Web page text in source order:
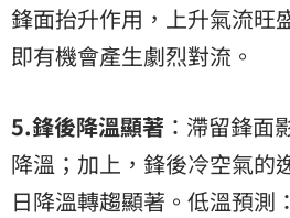
鋒面抬升作用，上升氣流旺
即有機會產生劇烈對流。
5.鋒後降溫顯著 ：滯留鋒面
降溫；加上，鋒後冷空氣的
日降溫轉趨顯著。低溫預測